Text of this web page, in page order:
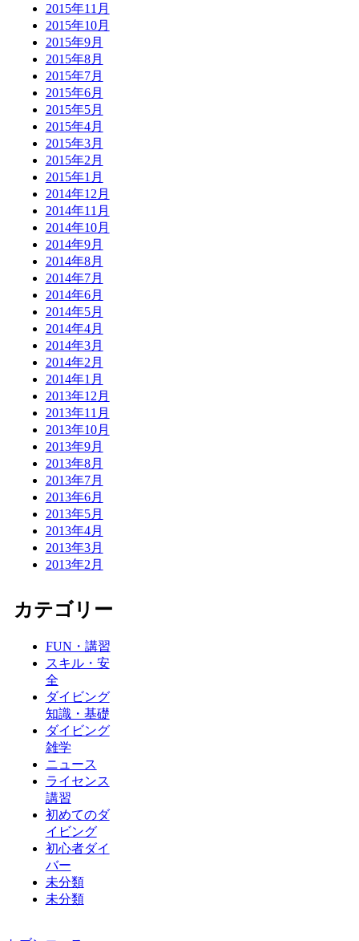
2015年11月
2015年10月
2015年9月
2015年8月
2015年7月
2015年6月
2015年5月
2015年4月
2015年3月
2015年2月
2015年1月
2014年12月
2014年11月
2014年10月
2014年9月
2014年8月
2014年7月
2014年6月
2014年5月
2014年4月
2014年3月
2014年2月
2014年1月
2013年12月
2013年11月
2013年10月
2013年9月
2013年8月
2013年7月
2013年6月
2013年5月
2013年4月
2013年3月
2013年2月
カテゴリー
FUN・講習
スキル・安
全
ダイビング
知識・基礎
ダイビング
雑学
ニュース
ライセンス
講習
初めてのダ
イビング
初心者ダイ
バー
未分類
未分類